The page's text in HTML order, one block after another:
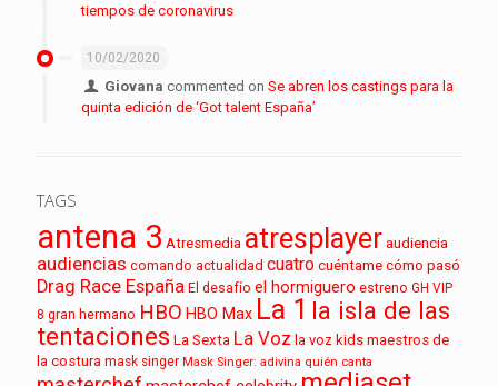
tiempos de coronavirus
10/02/2020
Giovana commented onSe abren los castings para la
quinta edición de ‘Got talent España’
TAGS
antena 3 Atresmedia atresplayeraudiencia
audiencias comando actualidad cuatrocuéntame cómo pasó
Drag Race España El desafío el hormiguero estreno GH VIP
8 gran hermano HBO HBO Max La 1 la isla de las
tentaciones La Sexta La Voz la voz kids maestros de
la costura mask singer Mask Singer: adivina quién canta